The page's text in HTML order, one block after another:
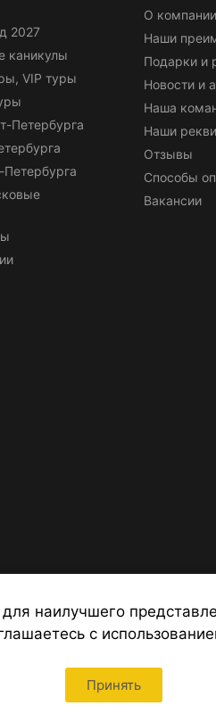
2027
каникулы
VIP туры
Петербурга
Петербурга
О компании
Наши
Подарки и
Новости и
Наша
Наши
Отзывы
Способы
Вакансии
официальный
наилучшего
с
Принять